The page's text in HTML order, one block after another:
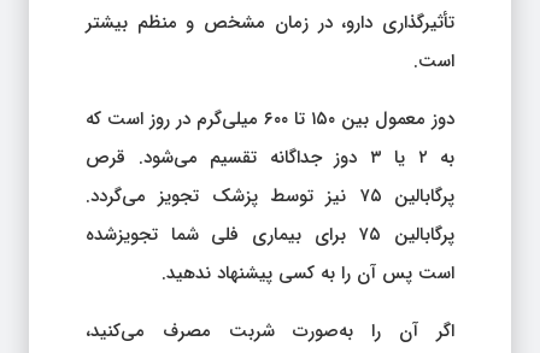
تأثیرگذاری دارو، در زمان مشخص و منظم بیشتر
است.
دوز معمول بین ۱۵۰ تا ۶۰۰ میلی‌گرم در روز است که
به ۲ یا ۳ دوز جداگانه تقسیم می‌شود. قرص
پرگابالین ۷۵ نیز توسط پزشک تجویز می‌گردد.
پرگابالین ۷۵ برای بیماری فلی شما تجویزشده
است پس آن را به کسی پیشنهاد ندهید.
اگر آن را به‌صورت شربت مصرف می‌کنید،